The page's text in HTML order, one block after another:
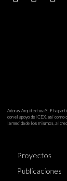
Adoras Arquitectura SLP ha
con el apoyo de ICEX, así como
la medida de los mismos, al
Proyectos
Publicaciones